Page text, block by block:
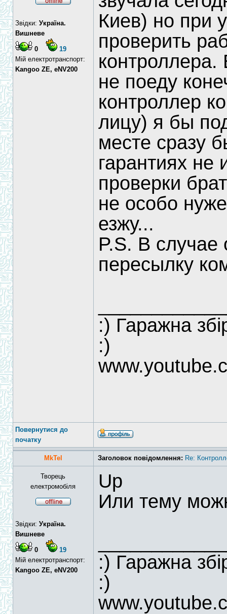
Звідки: Україна.
Вишневе
0
19
Мій електротранспорт:
Kangoo ZE, eNV200
Киев) но при
проверить
не поеду
контроллер
лицу) я бы
месте сразу
гарантиях не
проверки
не особо
езжу...
P.S. В случае
пересылку
:) Гаражна
:)
Повернутися до
початку
MkTel Заголовок повідомлення: Re:
Творець
електромобіля
Звідки: Україна.
Вишневе
0
19
Мій електротранспорт:
Kangoo ZE, eNV200
Up
Или тему
:) Гаражна
:)